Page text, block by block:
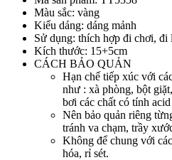
Màu sắc: vàng
Kiểu dáng: dáng mảnh
Sử dụng: thích hợp đi chơi, đi
Kích thước: 15+5cm
CÁCH BẢO QUẢN
Hạn chế tiếp xúc với
như : xà phòng, bột
bơi các chất có tính acid
Nên bảo quản riêng
tránh va chạm, trầy
Không để chung với
hóa, rỉ sét.